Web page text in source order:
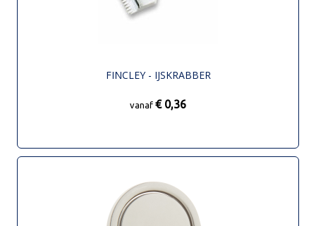
FINCLEY - IJSKRABBER
vanaf € 0,36